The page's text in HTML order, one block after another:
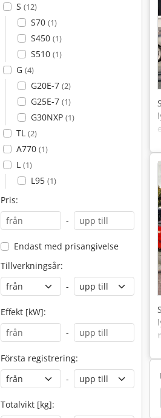
S (12)
S70 (1)
S450 (1)
S510 (1)
G (4)
G20E-7 (2)
G25E-7 (1)
G30NXP (1)
TL (2)
A770 (1)
L (1)
L95 (1)
Pris:
-
Endast med prisangivelse
Tillverkningsår:
-
Effekt [kW]:
-
Första registrering:
-
Totalvikt [kg]:
Lagringsteknik